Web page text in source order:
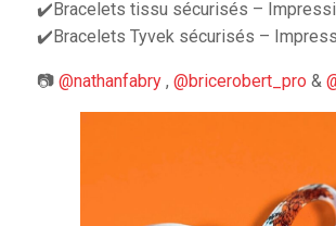
✔️Bracelets tissu sécurisés –
✔️Bracelets Tyvek sécurisés –
📷 @nathanfabry , @bricerobert_pro &